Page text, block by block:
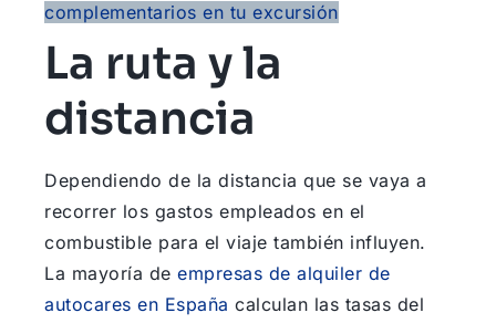
complementarios en tu excursión
La ruta y la
distancia
Dependiendo de la distancia que se vaya a
recorrer los gastos empleados en el
combustible para el viaje también influyen.
La mayoría de empresas de alquiler de
autocares en España calculan las tasas del